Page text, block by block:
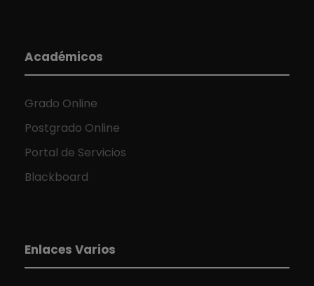
Académicos
Grado Online
Postgrado Online
Portal de Servicios
Blackboard
Enlaces Varios